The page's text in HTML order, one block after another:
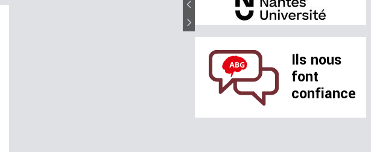
Ils nous
font
confiance